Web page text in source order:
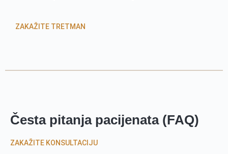
ZAKAŽITE TRETMAN
Česta pitanja pacijenata (FAQ)
ZAKAŽITE KONSULTACIJU